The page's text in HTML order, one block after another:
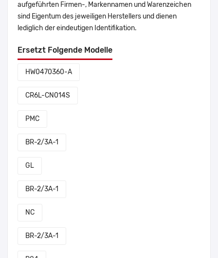
aufgeführten Firmen-, Markennamen und Warenzeichen
sind Eigentum des jeweiligen Herstellers und dienen
lediglich der eindeutigen Identifikation.
Ersetzt Folgende Modelle
HW0470360-A
CR6L-CN014S
PMC
BR-2/3A-1
GL
BR-2/3A-1
NC
BR-2/3A-1